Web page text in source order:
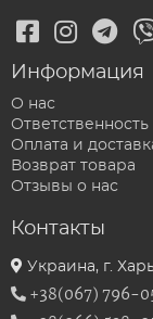
Информация
О нас
Ответственность
Оплата и
Возврат товара
Отзывы о нас
Контакты
Украина, г.
+38(067) 796-